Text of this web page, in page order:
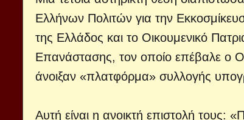
Ελλήνων Πολιτών για την
της Ελλάδος και το Οικουμενικό
Επανάστασης, τον οποίο επέβαλε ο
άνοιξαν «πλατφόρμα» συλλογής
Αυτή είναι η ανοικτή επιστολή τους: